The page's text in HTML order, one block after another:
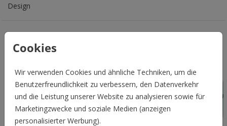
Cookies
Wir verwenden Cookies und ähnliche Techniken, um die
Benutzerfreundlichkeit zu verbessern, den Datenverkehr
und die Leistung unserer Website zu analysieren sowie für
Marketingzwecke und soziale Medien (anzeigen
personalisierter Werbung).
Design